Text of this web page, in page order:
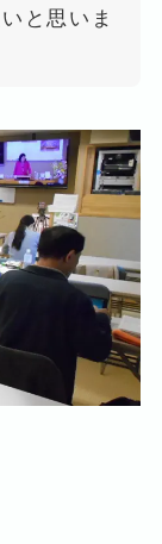
と思いま